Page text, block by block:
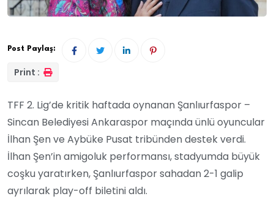
Post Paylaş:
Print :
TFF 2. Lig’de kritik haftada oynanan Şanlıurfaspor –
Sincan Belediyesi Ankaraspor maçında ünlü oyuncular
İlhan Şen ve Aybüke Pusat tribünden destek verdi.
İlhan Şen’in amigoluk performansı, stadyumda büyük
coşku yaratırken, Şanlıurfaspor sahadan 2-1 galip
ayrılarak play-off biletini aldı.